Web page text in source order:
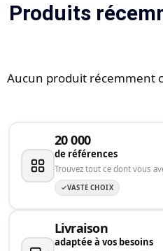
Produits
Aucun produit récemment
20 000
de références
Trouvez tout ce dont vous
VASTE CHOIX
Livraison
adaptée à vos besoins